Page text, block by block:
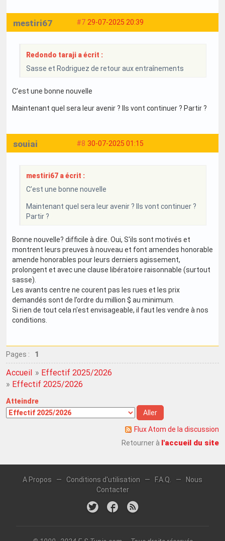
#7 29-07-2025 20:39
mestiri67
Redondo taraji a écrit :
Sasse et Rodriguez de retour aux entraînements
C’est une bonne nouvelle
Maintenant quel sera leur avenir ? Ils vont continuer ? Partir ?
#8 30-07-2025 01:15
souiai
mestiri67 a écrit :
C’est une bonne nouvelle
Maintenant quel sera leur avenir ? Ils vont continuer ?
Partir ?
Bonne nouvelle? difficile à dire. Oui, S'ils sont motivés et
montrent leurs preuves à nouveau et font amendes honorable
amende honorables pour leurs derniers agissement,
prolongent et avec une clause libératoire raisonnable (surtout
sasse).
Les avants centre ne courent pas les rues et les prix
demandés sont de l’ordre du million $ au minimum.
Si rien de tout cela n'est envisageable, il faut les vendre à nos
conditions.
Pages : 1
Accueil » Effectif 2025/2026
» Effectif 2025/2026
Atteindre
Flux Atom de la discussion
Retourner à l'accueil du site
A Propos — Conditions d'utilisation — F.A.Q. —
Nous
Contacter